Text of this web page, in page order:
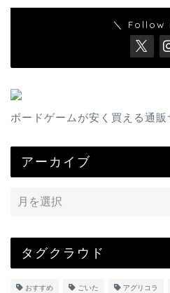
＼ Follow
ボードゲームが安く買える通販
アーカイブ
タグクラウド
おすすめ ごいた アグリコラ